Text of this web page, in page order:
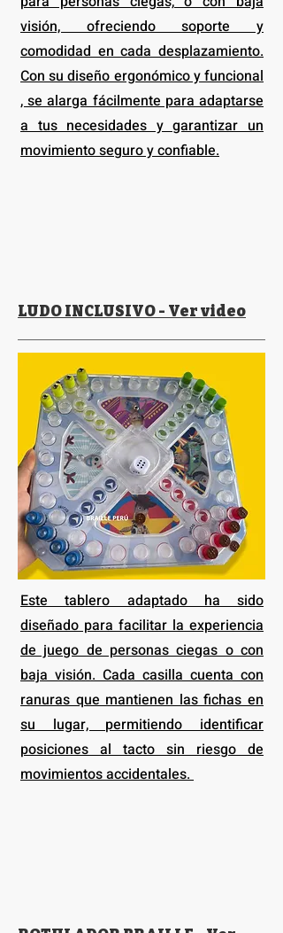
visión, ofreciendo soporte y
comodidad en cada desplazamiento.
Con su diseño ergonómico y funcional
, se alarga fácilmente para adaptarse
a tus necesidades y garantizar un
movimiento seguro y confiable.
LUDO INCLUSIVO - Ver video
Este tablero adaptado ha sido
diseñado para facilitar la experiencia
de juego de personas ciegas o con
baja visión. Cada casilla cuenta con
ranuras que mantienen las fichas en
su lugar, permitiendo identificar
posiciones al tacto sin riesgo de
movimientos accidentales.